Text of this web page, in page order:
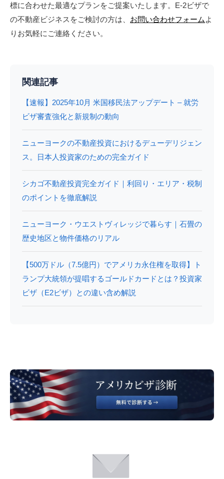
標に合わせた最適なプランをご提案いたします。E-2ビザで
の不動産ビジネスをご検討の方は、 お問い合わせフォーム よ
りお気軽にご連絡ください。
関連記事
【速報】2025年10月 米国移民法アップデート – 就労
ビザ審査強化と新規制の動向
ニューヨークの不動産投資におけるデューデリジェン
ス。日本人投資家のための完全ガイド
シカゴ不動産投資完全ガイド｜利回り・エリア・税制
のポイントを徹底解説
ニューヨーク・ウエストヴィレッジで暮らす｜石畳の
歴史地区と物件価格のリアル
【500万ドル（7.5億円）でアメリカ永住権を取得】ト
ランプ大統領が提唱するゴールドカードとは？投資家
ビザ（E2ビザ）との違い含め解説